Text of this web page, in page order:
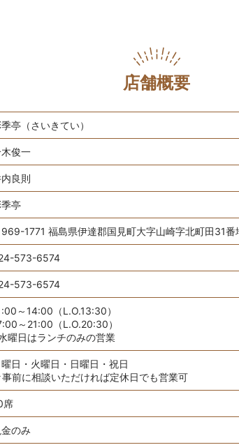
店舗概要
亭（さいきてい）
俊一
良則
亭
1771 福島県伊達郡国見町大字山崎字北町田31番
573-6574
573-6574
～14:00（L.O.13:30）
～21:00（L.O.20:30）
曜日はランチのみの営業
日・火曜日・日曜日・祝日
前に相談いただければ定休日でも営業可
席
のみ